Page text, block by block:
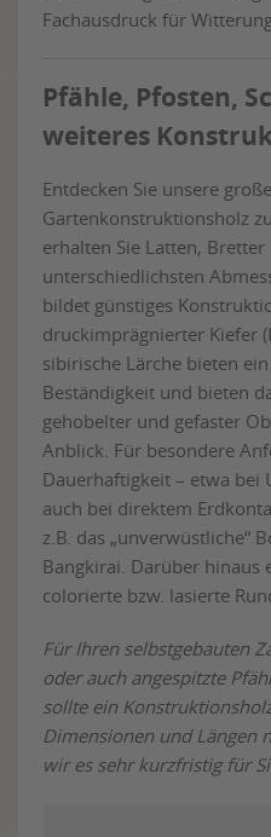
Fachausdruck für
Pfähle, Pfosten,
weiteres
Entdecken Sie unsere
Gartenkonstruktionsholz
erhalten Sie Latten,
unterschiedlichsten
bildet günstiges
druckimprägnierter Kiefer
sibirische Lärche bieten
Beständigkeit und bieten
gehobelter und gefaster
Anblick. Für besondere
Dauerhaftigkeit – etwa
auch bei direktem
z.B. das „unverwüstliche“
Bangkirai. Darüber hinaus
colorierte bzw. lasierte
Für Ihren selbstgebauten
oder auch angespitzte
sollte ein
Dimensionen und Längen
wir es sehr kurzfristig für